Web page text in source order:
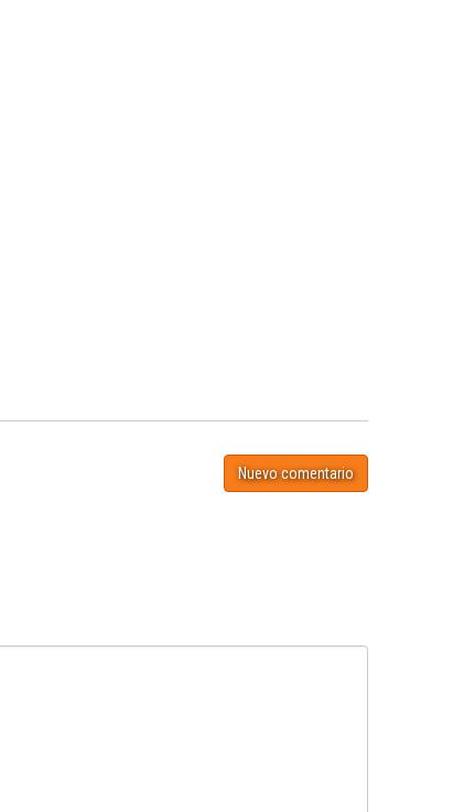
Nuevo comentario